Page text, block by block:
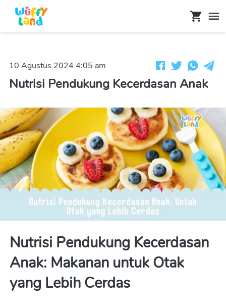
10 Agustus 2024 4:05 am
Nutrisi Pendukung Kecerdasan Anak
Nutrisi Pendukung Kecerdasan
Anak: Makanan untuk Otak
yang Lebih Cerdas